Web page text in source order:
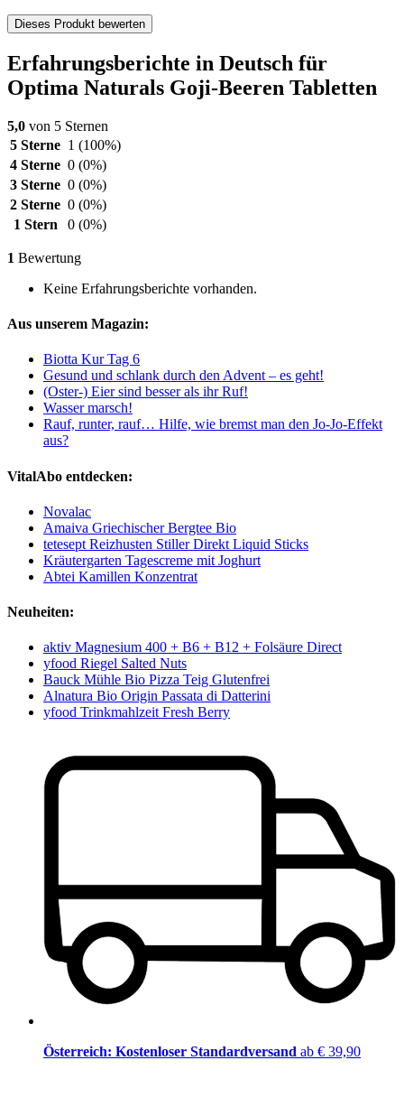
Dieses Produkt bewerten
Erfahrungsberichte in Deutsch für
Optima Naturals Goji-Beeren Tabletten
5,0 von 5 Sternen
5 Sterne 1 (100%)
4 Sterne 0 (0%)
3 Sterne 0 (0%)
2 Sterne 0 (0%)
1 Stern
0 (0%)
1 Bewertung
Keine Erfahrungsberichte vorhanden.
Aus unserem Magazin:
Biotta Kur Tag 6
Gesund und schlank durch den Advent – es geht!
(Oster-) Eier sind besser als ihr Ruf!
Wasser marsch!
Rauf, runter, rauf… Hilfe, wie bremst man den Jo-Jo-Effekt
aus?
VitalAbo entdecken:
Novalac
Amaiva Griechischer Bergtee Bio
tetesept Reizhusten Stiller Direkt Liquid Sticks
Kräutergarten Tagescreme mit Joghurt
Abtei Kamillen Konzentrat
Neuheiten:
aktiv Magnesium 400 + B6 + B12 + Folsäure Direct
yfood Riegel Salted Nuts
Bauck Mühle Bio Pizza Teig Glutenfrei
Alnatura Bio Origin Passata di Datterini
yfood Trinkmahlzeit Fresh Berry
Österreich: Kostenloser Standardversand ab € 39,90